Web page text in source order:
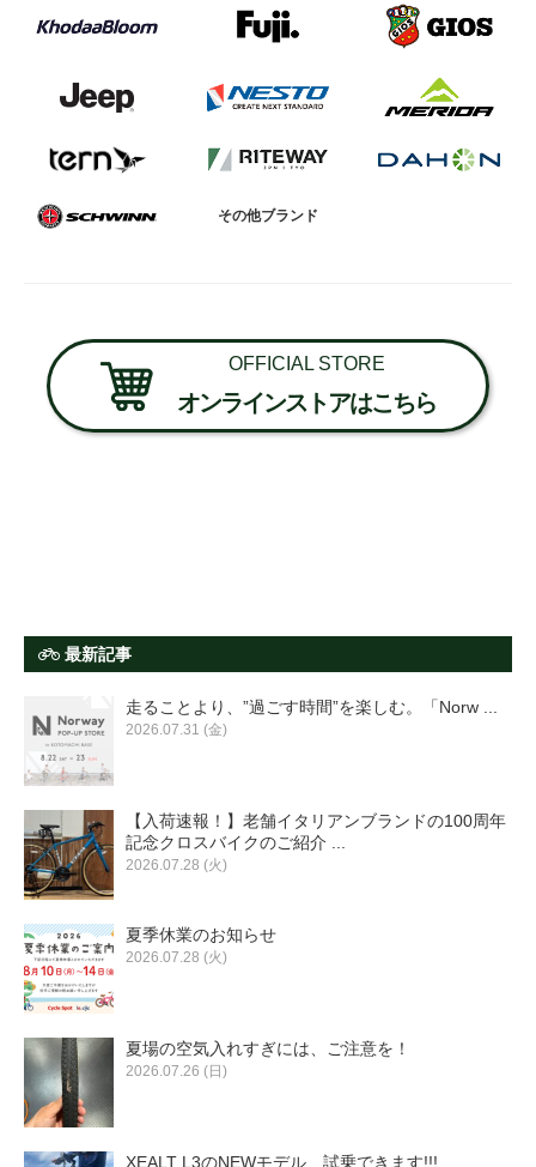
その他ブランド
OFFICIAL STORE
オンラインストアはこちら
最新記事
走ることより、”過ごす時間”を楽しむ。「Norw ...
2026.07.31 (金)
【入荷速報！】老舗イタリアンブランドの100周年
記念クロスバイクのご紹介 ...
2026.07.28 (火)
夏季休業のお知らせ
2026.07.28 (火)
夏場の空気入れすぎには、ご注意を！
2026.07.26 (日)
XEALT L3のNEWモデル 試乗できます!!!